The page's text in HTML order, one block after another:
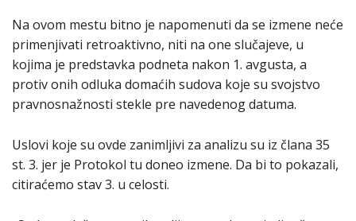
Na ovom mestu bitno je napomenuti da se izmene neće
primenjivati retroaktivno, niti na one slučajeve, u
kojima je predstavka podneta nakon 1. avgusta, a
protiv onih odluka domaćih sudova koje su svojstvo
pravnosnažnosti stekle pre navedenog datuma.
Uslovi koje su ovde zanimljivi za analizu su iz člana 35
st. 3. jer je Protokol tu doneo izmene. Da bi to pokazali,
citiraćemo stav 3. u celosti.